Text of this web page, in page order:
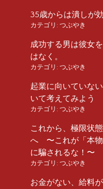
35歳からは潰しが
カテゴリ: つぶやき
成功する男は彼女
はなく。
カテゴリ: つぶやき
起業に向いていな
いて考えてみよう
カテゴリ: つぶやき
これから、極限状
へ 〜これが「本物
に騙されるな！〜
カテゴリ: つぶやき
お金がない、給料